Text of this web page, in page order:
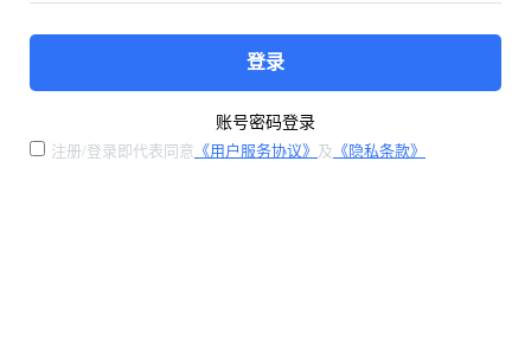
登录
账号密码登录
注册/登录即代表同意 《用户服务协议》 及 《隐私条款》